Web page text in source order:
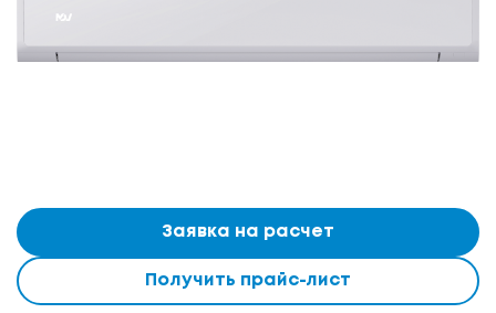
Заявка на расчет
Получить прайс-лист